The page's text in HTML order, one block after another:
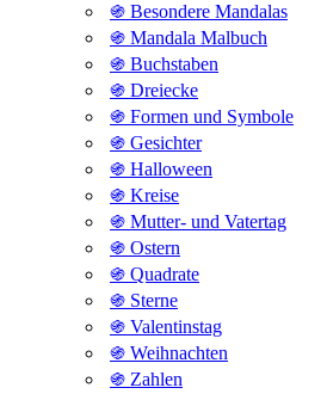
֍ Besondere Mandalas
֍ Mandala Malbuch
֍ Buchstaben
֍ Dreiecke
֍ Formen und Symbole
֍ Gesichter
֍ Halloween
֍ Kreise
֍ Mutter- und Vatertag
֍ Ostern
֍ Quadrate
֍ Sterne
֍ Valentinstag
֍ Weihnachten
֍ Zahlen